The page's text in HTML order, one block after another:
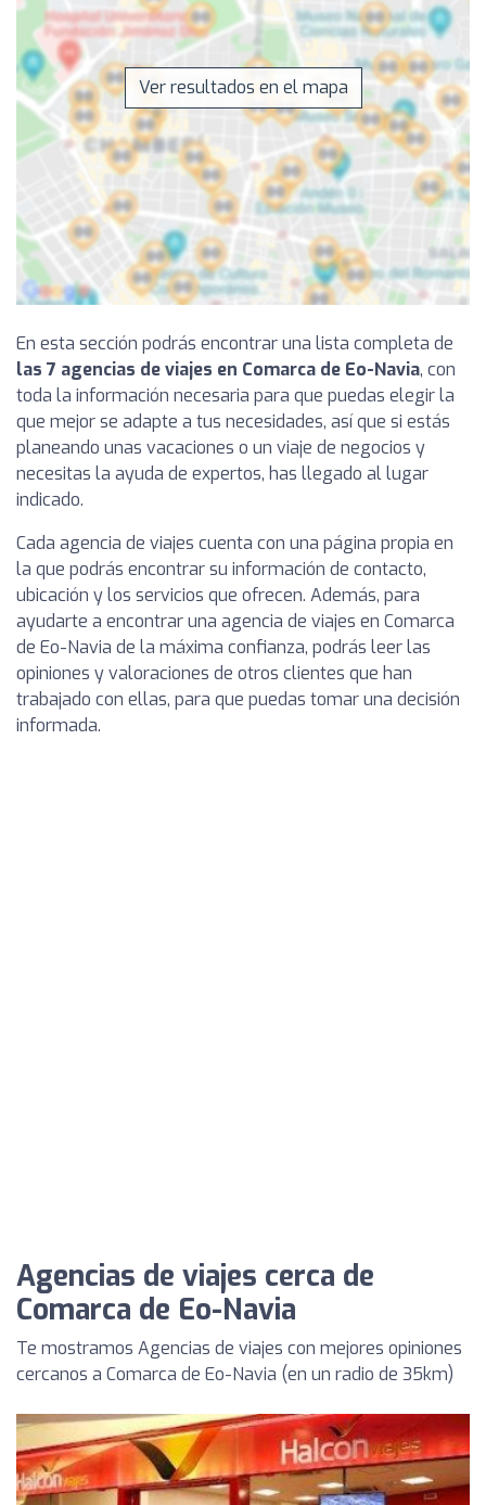
Ver resultados en el mapa
En esta sección podrás encontrar una lista completa de
las 7 agencias de viajes en Comarca de Eo-Navia, con
toda la información necesaria para que puedas elegir la
que mejor se adapte a tus necesidades, así que si estás
planeando unas vacaciones o un viaje de negocios y
necesitas la ayuda de expertos, has llegado al lugar
indicado.
Cada agencia de viajes cuenta con una página propia en
la que podrás encontrar su información de contacto,
ubicación y los servicios que ofrecen. Además, para
ayudarte a encontrar una agencia de viajes en Comarca
de Eo-Navia de la máxima confianza, podrás leer las
opiniones y valoraciones de otros clientes que han
trabajado con ellas, para que puedas tomar una decisión
informada.
Agencias de viajes cerca de
Comarca de Eo-Navia
Te mostramos Agencias de viajes con mejores opiniones
cercanos a Comarca de Eo-Navia (en un radio de 35km)